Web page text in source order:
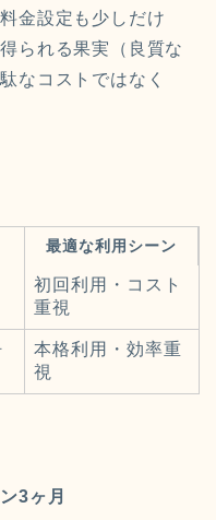
金設定も少しだけ
られる果実（良質な
なコストではなく
最適な利用シーン
初回利用・コスト
重視
本格利用・効率重
視
3ヶ月